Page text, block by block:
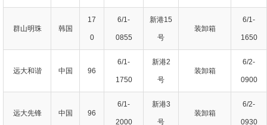
群山明珠 韩国
17
0
6/1-
0855
新港15
号
装卸箱
6/1-
1650
远大和谐 中国 96
6/1-
1750
新港2
号
装卸箱
6/2-
0900
远大先锋 中国 96
6/1-
2000
新港3
号
装卸箱
6/2-
0930